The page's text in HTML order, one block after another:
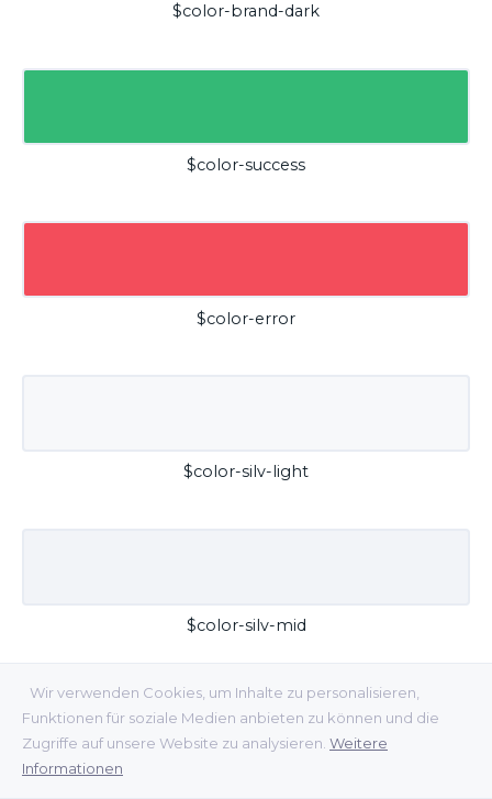
Wir verwenden Cookies, um Inhalte zu personalisieren,
Funktionen für soziale Medien anbieten zu können und die
Zugriffe auf unsere Website zu analysieren. Weitere
Informationen
$color-brand-dark
$color-success
$color-error
$color-silv-light
$color-silv-mid